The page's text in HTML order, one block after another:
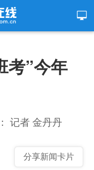
考”今年
记者 金丹丹
分享新闻卡片